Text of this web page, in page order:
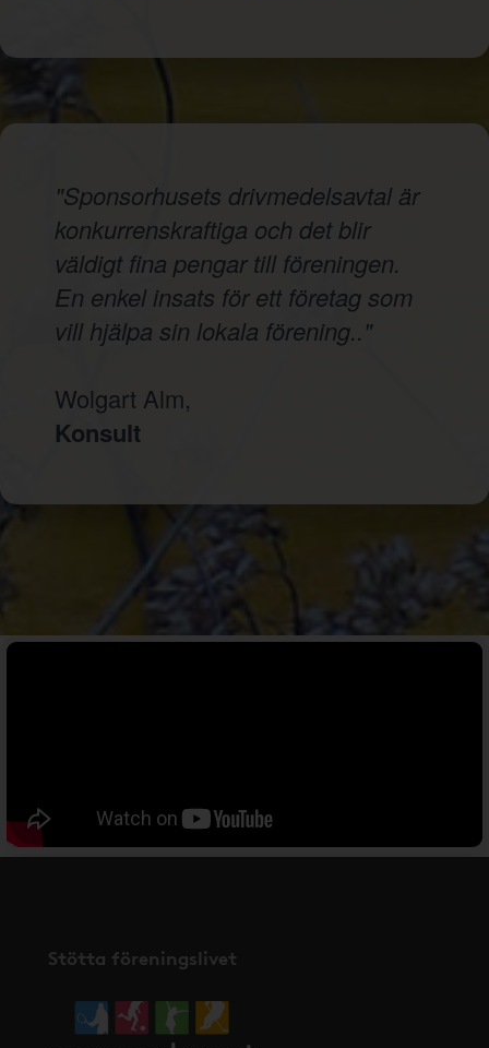
"Sponsorhusets drivmedelsavtal är
konkurrenskraftiga och det blir
väldigt fina pengar till föreningen.
En enkel insats för ett företag som
vill hjälpa sin lokala förening.."
Wolgart Alm,
Konsult
Stötta föreningslivet